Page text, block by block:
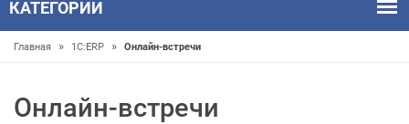
КАТЕГОРИИ
Главная » 1С:ERP » Онлайн-встречи
Онлайн-встречи